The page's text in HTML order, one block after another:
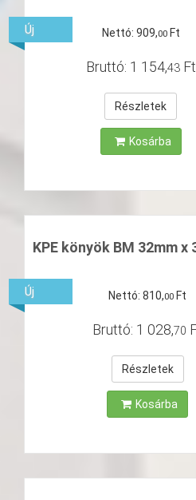
Nettó: 909,00 Ft
Bruttó: 1 154,43 Ft
Részletek
Kosárba
Új
KPE könyök BM 32mm x
Nettó: 810,00 Ft
Bruttó: 1 028,70
Részletek
Kosárba
Új